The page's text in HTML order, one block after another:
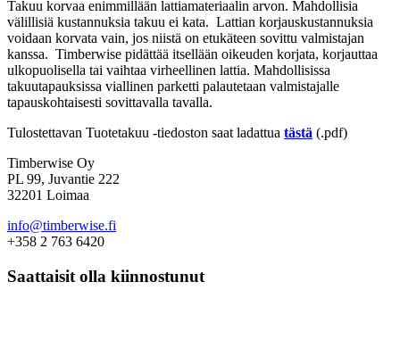
Takuu korvaa enimmillään lattiamateriaalin arvon. Mahdollisia
välillisiä kustannuksia takuu ei kata. Lattian korjauskustannuksia
voidaan korvata vain, jos niistä on etukäteen sovittu valmistajan
kanssa. Timberwise pidättää itsellään oikeuden korjata, korjauttaa
ulkopuolisella tai vaihtaa virheellinen lattia. Mahdollisissa
takuutapauksissa viallinen parketti palautetaan valmistajalle
tapauskohtaisesti sovittavalla tavalla.
Tulostettavan Tuotetakuu -tiedoston saat ladattua tästä (.pdf)
Timberwise Oy
PL 99, Juvantie 222
32201 Loimaa
info@timberwise.fi
+358 2 763 6420
Saattaisit olla kiinnostunut